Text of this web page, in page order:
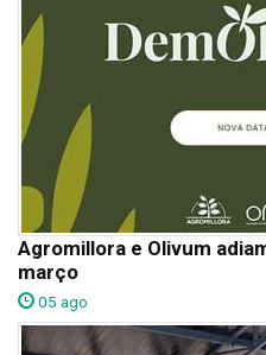
Agromillora e Olivum
março
05 ago